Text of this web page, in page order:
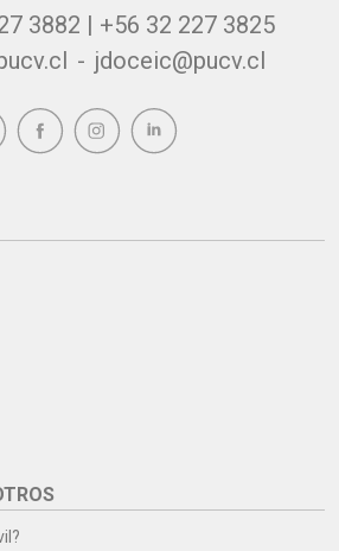
3882 | +56 32 227 3825
- jdoceic@pucv.cl